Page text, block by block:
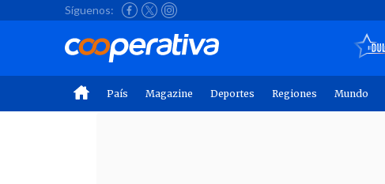
Síguenos:
País Magazine Deportes Regiones Mundo